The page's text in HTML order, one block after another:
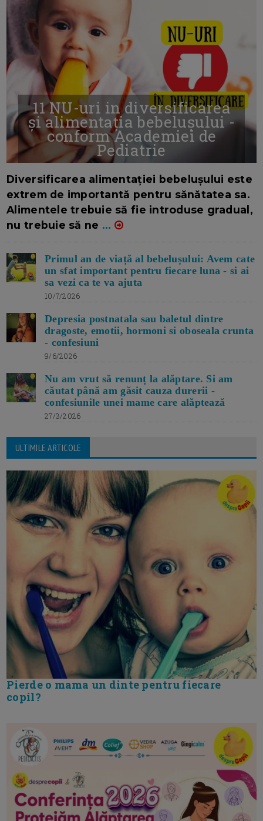
11 NU-uri in diversificarea
și alimentația bebelușului -
conform Academiei de
Pediatrie
Diversificarea alimentației bebelușului este
extrem de importantă pentru sănătatea sa.
Alimentele trebuie să fie introduse gradual,
nu trebuie să ne ...
Primul an de viață al bebelușului: Avem cate
un sfat important pentru fiecare luna - si ai
sa vezi ca te va ajuta
10/7/2026
Depresia postnatala sau baletul dintre
dragoste, emotii, hormoni si oboseala crunta
- confesiuni
9/6/2026
Nu am vrut să renunț la alăptare. Si am
căutat până am găsit cauza durerii -
confesiunile unei mame care alăptează
27/3/2026
ULTIMILE ARTICOLE
Pierde o mama un dinte pentru fiecare
copil?